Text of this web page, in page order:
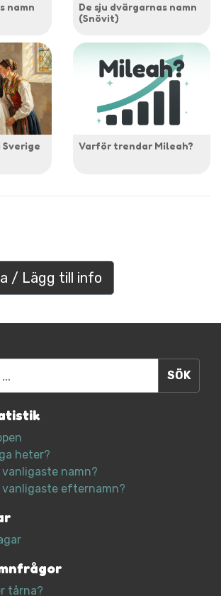
namn
De sju dvärgarnas namn
(Snövit)
Sverige
Varför trendar Mileah?
/ Lägg till info
heter?
namn?
vanligaste efternamn?
tårna?